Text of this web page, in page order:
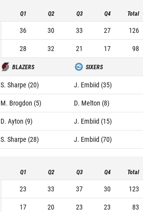
Q1 Q2 Q3 Q4 Total
36 30 33 27
126
28 32 21 17 98
BLAZERS SIXERS
S. Sharpe (20)
J. Embiid (35)
M. Brogdon (5)
D. Melton (8)
D. Ayton (9)
J. Embiid (15)
S. Sharpe (28) J. Embiid (70)
Q1 Q2 Q3 Q4 Total
23 33 37 30
123
17 20 23 23 83